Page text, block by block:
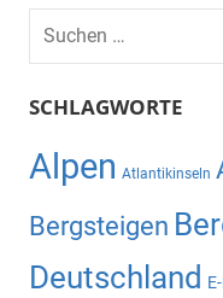
Suchen
nach:
SCHLAGWORTE
Alpen Atlantikinseln
Bergsteigen
Deutschland